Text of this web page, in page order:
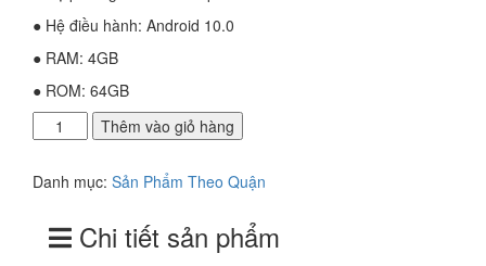
23.000.000₫.
● Hệ điều hành: Android 10.0
● RAM: 4GB
● ROM: 64GB
chỉ
màn
Android
Zestech
Thêm vào giỏ hàng
Danh mục: Sản Phẩm Theo Quận
Chi tiết sản phẩm